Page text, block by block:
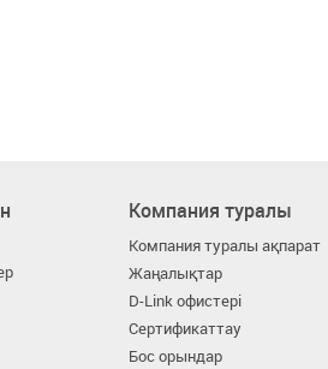
Компания туралы
Компания туралы ақпарат
Жаңалықтар
D-Link офистері
Сертификаттау
Бос орындар